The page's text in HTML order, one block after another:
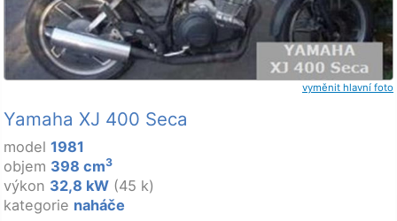
vyměnit hlavní foto
Yamaha XJ 400 Seca
model 1981
objem 398 cm3
výkon 32,8 kW (45 k)
kategorie naháče